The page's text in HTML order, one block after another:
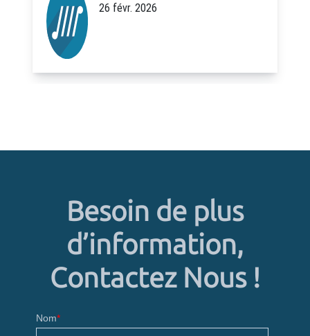
20 févr. 2026
Besoin de plus
d’information,
Contactez Nous !